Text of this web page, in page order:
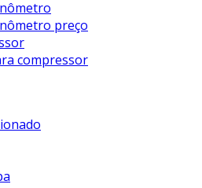
preço
compressor